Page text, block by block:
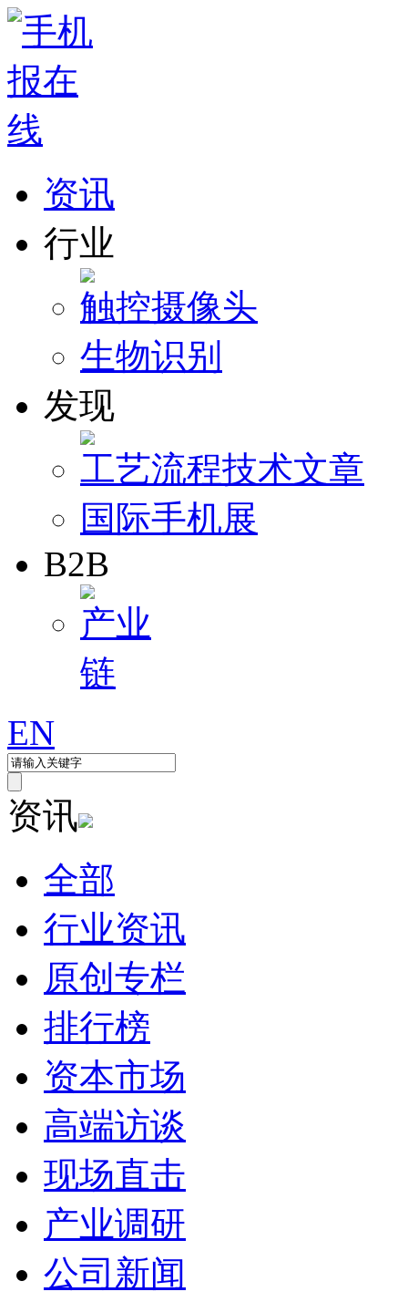
资讯
行业
触控摄像头
生物识别
发现
工艺流程技术文章
国际手机展
B2B
产业
链
EN
资讯
全部
行业资讯
原创专栏
排行榜
资本市场
高端访谈
现场直击
产业调研
公司新闻